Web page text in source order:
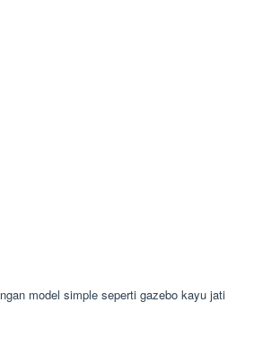
model simple seperti gazebo kayu jati